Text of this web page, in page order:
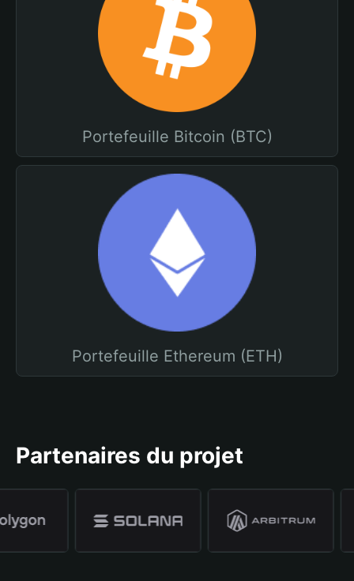
Portefeuille Bitcoin (BTC)
Portefeuille Ethereum (ETH)
Partenaires du projet